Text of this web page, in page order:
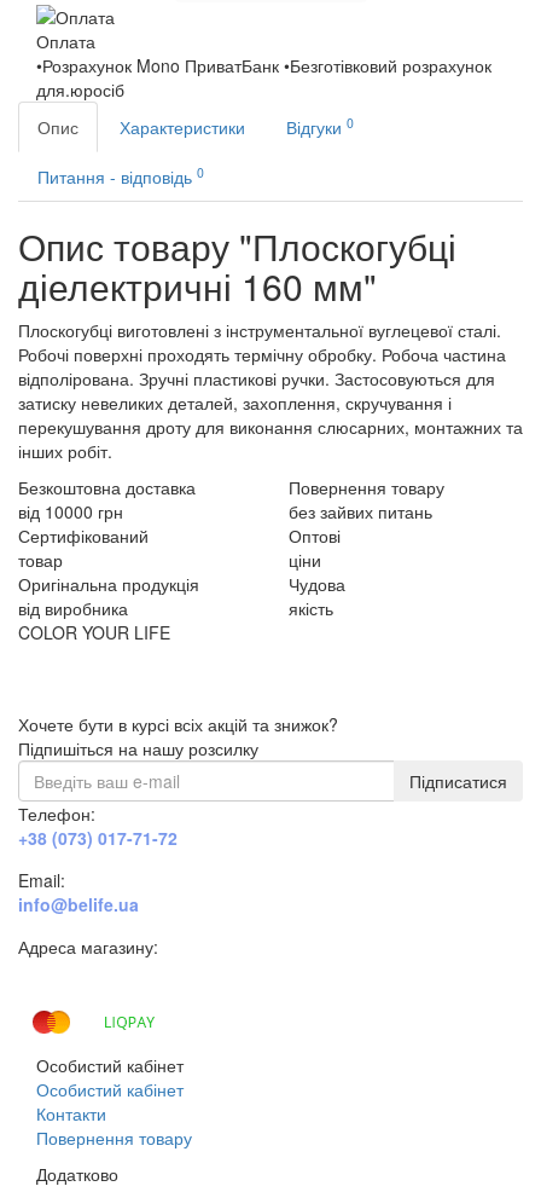
Оплата
•Розрахунок Mono ПриватБанк •Безготівковий розрахунок
для.юросіб
Опис
Характеристики Відгуки 0
Питання - відповідь 0
Опис товару "Плоскогубці
діелектричні 160 мм"
Плоскогубці виготовлені з інструментальної вуглецевої сталі.
Робочі поверхні проходять термічну обробку. Робоча частина
відполірована. Зручні пластикові ручки. Застосовуються для
затиску невеликих деталей, захоплення, скручування і
перекушування дроту для виконання слюсарних, монтажних та
інших робіт.
Безкоштовна доставка
від 10000 грн
Повернення товару
без зайвих питань
Сертифікований
товар
Оптові
ціни
Оригінальна продукція
від виробника
Чудова
якість
COLOR YOUR LIFE
Хочете бути в курсі всіх акцій та знижок?
Підпишіться на нашу розсилку
Підписатися
Телефон:
+38 (073) 017-71-72
Email:
info@belife.ua
Адреса магазину:
Особистий кабінет
Особистий кабінет
Контакти
Повернення товару
Додатково